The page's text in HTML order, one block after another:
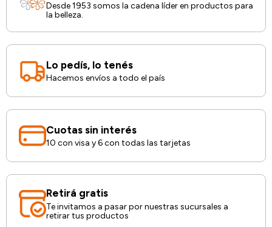
Desde 1953 somos la cadena líder en productos para
la belleza.
Lo pedís, lo tenés
Hacemos envíos a todo el país
Cuotas sin interés
10 con visa y 6 con todas las tarjetas
Retirá gratis
Te invitamos a pasar por nuestras sucursales a
retirar tus productos